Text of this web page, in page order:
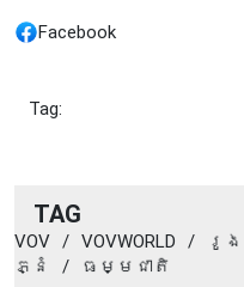
Facebook
Tag:
TAG
VOV / VOVWORLD / រូ
ភ្នំ
/ ធម្មជាតិ